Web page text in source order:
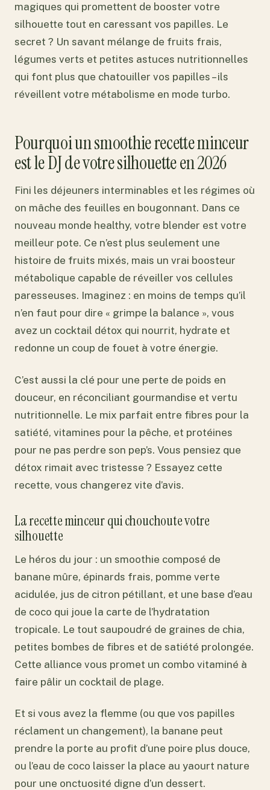
magiques qui promettent de booster votre
silhouette tout en caressant vos papilles. Le
secret ? Un savant mélange de fruits frais,
légumes verts et petites astuces nutritionnelles
qui font plus que chatouiller vos papilles – ils
réveillent votre métabolisme en mode turbo.
Pourquoi un smoothie recette minceur
est le DJ de votre silhouette en 2026
Fini les déjeuners interminables et les régimes où
on mâche des feuilles en bougonnant. Dans ce
nouveau monde healthy, votre blender est votre
meilleur pote. Ce n’est plus seulement une
histoire de fruits mixés, mais un vrai boosteur
métabolique capable de réveiller vos cellules
paresseuses. Imaginez : en moins de temps qu’il
n’en faut pour dire « grimpe la balance », vous
avez un cocktail détox qui nourrit, hydrate et
redonne un coup de fouet à votre énergie.
C’est aussi la clé pour une perte de poids en
douceur, en réconciliant gourmandise et vertu
nutritionnelle. Le mix parfait entre fibres pour la
satiété, vitamines pour la pêche, et protéines
pour ne pas perdre son pep’s. Vous pensiez que
détox rimait avec tristesse ? Essayez cette
recette, vous changerez vite d’avis.
La recette minceur qui chouchoute votre
silhouette
Le héros du jour : un smoothie composé de
banane mûre, épinards frais, pomme verte
acidulée, jus de citron pétillant, et une base d’eau
de coco qui joue la carte de l’hydratation
tropicale. Le tout saupoudré de graines de chia,
petites bombes de fibres et de satiété prolongée.
Cette alliance vous promet un combo vitaminé à
faire pâlir un cocktail de plage.
Et si vous avez la flemme (ou que vos papilles
réclament un changement), la banane peut
prendre la porte au profit d’une poire plus douce,
ou l’eau de coco laisser la place au yaourt nature
pour une onctuosité digne d’un dessert.